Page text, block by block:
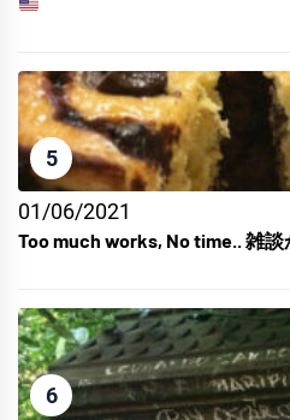
5
01/06/2021
Too much works, No time.. 雑談
6